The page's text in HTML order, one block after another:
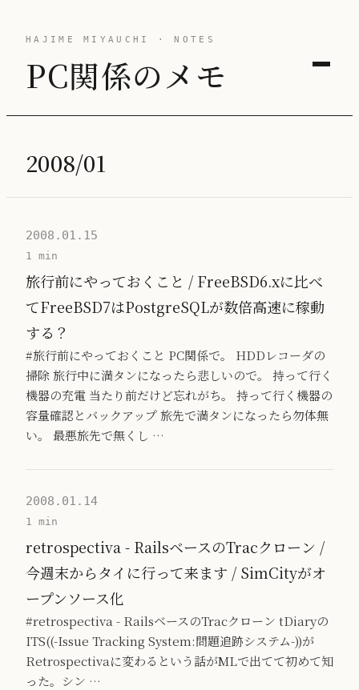
HAJIME MIYAUCHI · NOTES
PC関係のメモ
2008/01
2008.01.15
1 min
旅行前にやっておくこと / FreeBSD6.xに比べ
てFreeBSD7はPostgreSQLが数倍高速に稼動
する？
#旅行前にやっておくこと PC関係で。 HDDレコーダの
掃除 旅行中に満タンになったら悲しいので。 持って行く
機器の充電 当たり前だけど忘れがち。 持って行く機器の
容量確認とバックアップ 旅先で満タンになったら勿体無
い。 最悪旅先で無くし …
2008.01.14
1 min
retrospectiva - RailsベースのTracクローン /
今週末からタイに行って来ます / SimCityがオ
ープンソース化
#retrospectiva - RailsベースのTracクローン tDiaryの
ITS((-Issue Tracking System:問題追跡システム-))が
Retrospectivaに変わるという話がMLで出てて初めて知
った。シン …